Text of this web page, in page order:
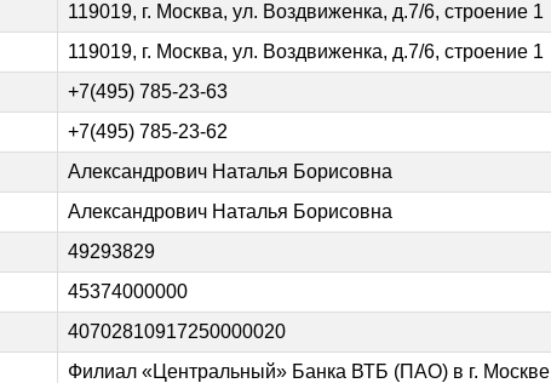
119019, г. Москва, ул. Воздвиженка, д.7/6, строение 1
119019, г. Москва, ул. Воздвиженка, д.7/6, строение 1
+7(495) 785-23-63
+7(495) 785-23-62
Александрович Наталья Борисовна
Александрович Наталья Борисовна
49293829
45374000000
40702810917250000020
Филиал «Центральный» Банка ВТБ (ПAO) в г. Москве